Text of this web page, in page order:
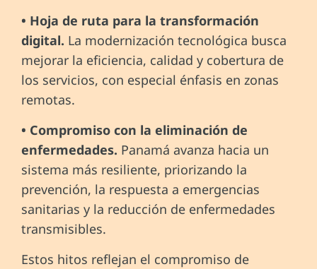
• Hoja de ruta para la transformación
digital. La modernización tecnológica busca
mejorar la eficiencia, calidad y cobertura de
los servicios, con especial énfasis en zonas
remotas.
• Compromiso con la eliminación de
enfermedades. Panamá avanza hacia un
sistema más resiliente, priorizando la
prevención, la respuesta a emergencias
sanitarias y la reducción de enfermedades
transmisibles.
Estos hitos reflejan el compromiso de